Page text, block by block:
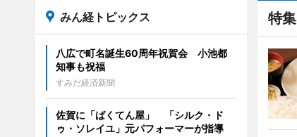
特集
みん経トピックス
八広で町名誕生60周年祝賀会 小池都
知事も祝福
すみだ経済新聞
佐賀に「ばくてん屋」 「シルク・ド
ゥ・ソレイユ」元パフォーマーが指導